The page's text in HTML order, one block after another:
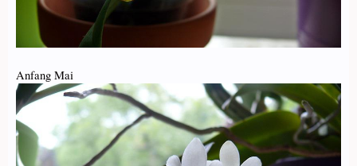
Anfang Mai